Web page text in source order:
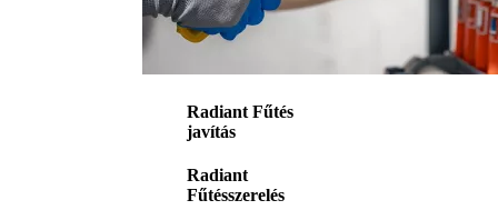
Radiant Fűtés
javítás
Radiant
Fűtésszerelés